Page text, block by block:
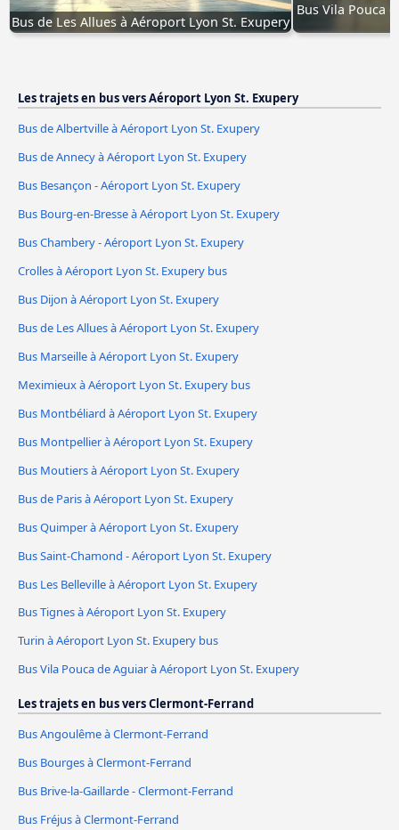
Bus de Les Allues à Aéroport Lyon St. Exupery
Bus Vila Pouca
Les trajets en bus vers Aéroport Lyon St. Exupery
Bus de Albertville à Aéroport Lyon St. Exupery
Bus de Annecy à Aéroport Lyon St. Exupery
Bus Besançon - Aéroport Lyon St. Exupery
Bus Bourg-en-Bresse à Aéroport Lyon St. Exupery
Bus Chambery - Aéroport Lyon St. Exupery
Crolles à Aéroport Lyon St. Exupery bus
Bus Dijon à Aéroport Lyon St. Exupery
Bus de Les Allues à Aéroport Lyon St. Exupery
Bus Marseille à Aéroport Lyon St. Exupery
Meximieux à Aéroport Lyon St. Exupery bus
Bus Montbéliard à Aéroport Lyon St. Exupery
Bus Montpellier à Aéroport Lyon St. Exupery
Bus Moutiers à Aéroport Lyon St. Exupery
Bus de Paris à Aéroport Lyon St. Exupery
Bus Quimper à Aéroport Lyon St. Exupery
Bus Saint-Chamond - Aéroport Lyon St. Exupery
Bus Les Belleville à Aéroport Lyon St. Exupery
Bus Tignes à Aéroport Lyon St. Exupery
Turin à Aéroport Lyon St. Exupery bus
Bus Vila Pouca de Aguiar à Aéroport Lyon St. Exupery
Les trajets en bus vers Clermont-Ferrand
Bus Angoulême à Clermont-Ferrand
Bus Bourges à Clermont-Ferrand
Bus Brive-la-Gaillarde - Clermont-Ferrand
Bus Fréjus à Clermont-Ferrand